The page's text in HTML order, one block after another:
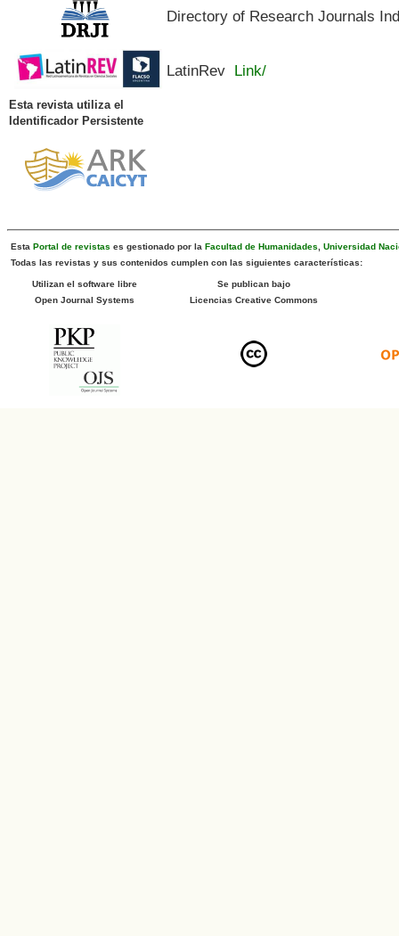
Directory of Research Journals
LatinRev Link/
Esta revista utiliza el
Identificador Persistente
Esta Portal de revistas es gestionado por la Facultad de Humanidades, Universidad
Todas las revistas y sus contenidos cumplen con las siguientes características:
Utilizan el software libre
Open Journal Systems
Se publican bajo
Licencias Creative Commons